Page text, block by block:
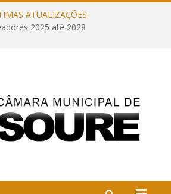
ATUALIZAÇÕES:
2025 até 2028